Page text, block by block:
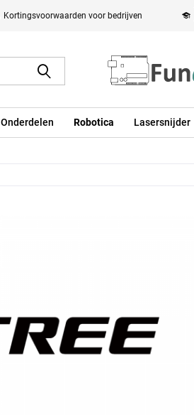
Kortingsvoorwaarden voor bedrijven
Onderdelen Robotica Lasersnijder